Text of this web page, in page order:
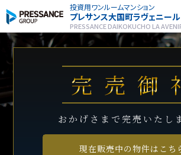
投資用ワンルームマンション
プレサンス大国町ラヴェニール
PRESSANCE DAIKOKUCHO LA
完売御
おかげさまで完売いたし
現在販売中の物件はこち